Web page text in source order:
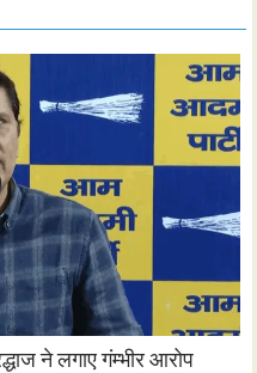
ने लगाए गंम्भीर आरोप